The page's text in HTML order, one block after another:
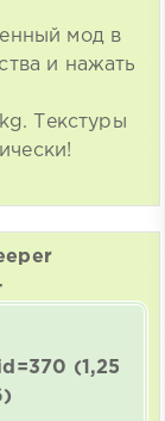
мод в
и нажать
Текстуры
(1,25